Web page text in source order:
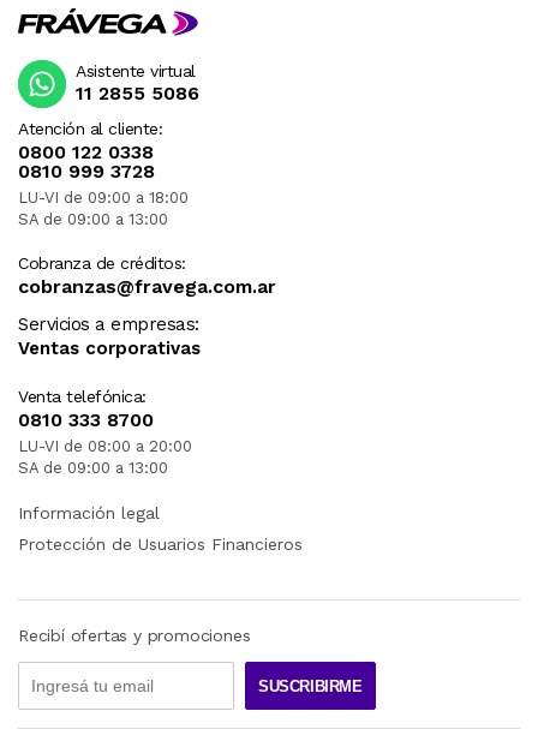
Atención al cliente:
0800 122 0338
0810 999 3728
LU-VI de 09:00 a 18:00
SA de 09:00 a 13:00
Cobranza de créditos:
cobranzas@fravega.com.ar
Servicios a empresas:
Ventas corporativas
Venta telefónica:
0810 333 8700
LU-VI de 08:00 a 20:00
SA de 09:00 a 13:00
Asistente virtual
11 2855 5086
Información legal
Protección de Usuarios Financieros
Recibí ofertas y promociones
SUSCRIBIRME